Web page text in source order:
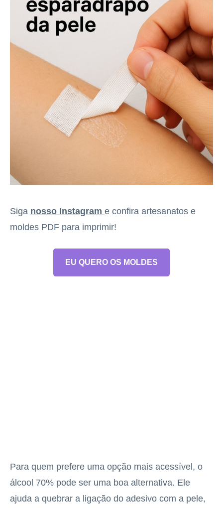
Siga nosso Instagram e confira artesanatos e
moldes PDF para imprimir!
EU QUERO OS MOLDES
Para quem prefere uma opção mais acessível, o
álcool 70% pode ser uma boa alternativa. Ele
ajuda a quebrar a ligação do adesivo com a pele,